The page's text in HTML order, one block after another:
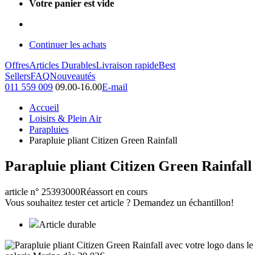
Votre panier est vide
Continuer les achats
OffresArticles DurablesLivraison rapideBest
SellersFAQNouveautés
011 559 009 09.00-16.00E-mail
Accueil
Loisirs & Plein Air
Parapluies
Parapluie pliant Citizen Green Rainfall
Parapluie pliant Citizen Green Rainfall
article n° 25393000Réassort en cours
Vous souhaitez tester cet article ? Demandez un échantillon!
Article durable